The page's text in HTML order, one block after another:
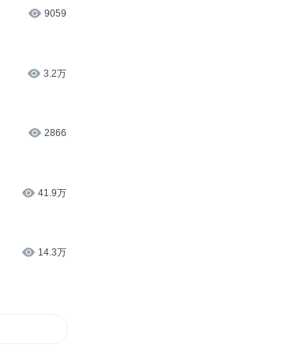
9059
3.2万
2866
41.9万
14.3万